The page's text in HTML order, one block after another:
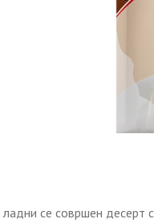
се совршен десерт